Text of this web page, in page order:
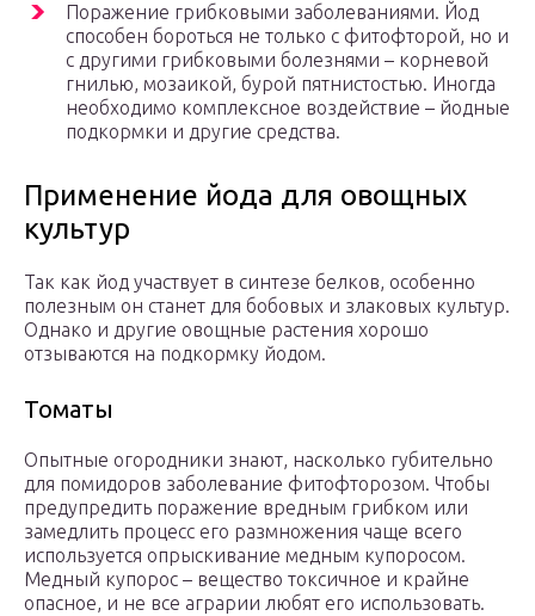
Поражение грибковыми заболеваниями. Йод
способен бороться не только с фитофторой, но и
с другими грибковыми болезнями – корневой
гнилью, мозаикой, бурой пятнистостью. Иногда
необходимо комплексное воздействие – йодные
подкормки и другие средства.
Применение йода для овощных
культур
Так как йод участвует в синтезе белков, особенно
полезным он станет для бобовых и злаковых культур.
Однако и другие овощные растения хорошо
отзываются на подкормку йодом.
Томаты
Опытные огородники знают, насколько губительно
для помидоров заболевание фитофторозом. Чтобы
предупредить поражение вредным грибком или
замедлить процесс его размножения чаще всего
используется опрыскивание медным купоросом.
Медный купорос – вещество токсичное и крайне
опасное, и не все аграрии любят его использовать.